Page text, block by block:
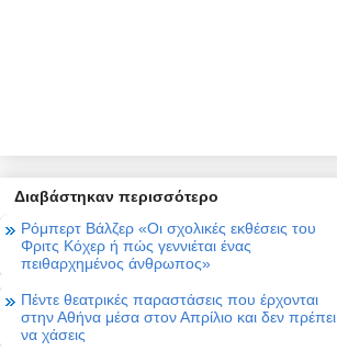
Διαβάστηκαν περισσότερο
Ρόμπερτ Βάλζερ «Οι σχολικές εκθέσεις του
Φριτς Κόχερ ή πώς γεννιέται ένας
πειθαρχημένος άνθρωπος»
Πέντε θεατρικές παραστάσεις που έρχονται
στην Αθήνα μέσα στον Απρίλιο και δεν πρέπει
να χάσεις